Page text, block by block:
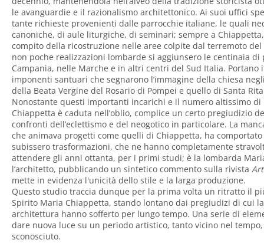
le avanguardie e il razionalismo architettonico. Ai suoi uffici
tante richieste provenienti dalle parrocchie italiane, le quali
canoniche, di aule liturgiche, di seminari; sempre a Chiappetta,
compito della ricostruzione nelle aree colpite dal terremoto
non poche realizzazioni lombarde si aggiunsero le centinaia
Campania, nelle Marche e in altri centri del Sud Italia.
imponenti santuari che segnarono l’immagine della chiesa
della Beata Vergine del Rosario di Pompei e quello di Santa
Nonostante questi importanti incarichi e il numero altissimo
Chiappetta è caduta nell’oblio, complice un certo pregiudizio
confronti dell’eclettismo e del neogotico in particolare. La
che animava progetti come quelli di Chiappetta, ha
subissero trasformazioni, che ne hanno completamente
attendere gli anni ottanta, per i primi studi; è la lombarda
l’architetto, pubblicando un sintetico commento sulla rivista
mette in evidenza l'unicità dello stile e la larga produzione.
Questo studio traccia dunque per la prima volta un ritratto il
Spirito Maria Chiappetta, stando lontano dai pregiudizi di cui
architettura hanno sofferto per lungo tempo. Una serie di
dare nuova luce su un periodo artistico, tanto vicino nel
sconosciuto.